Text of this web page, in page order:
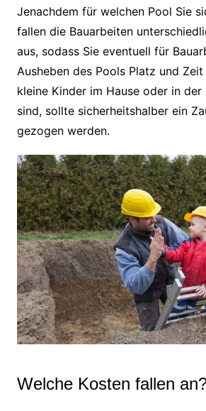
Jenachdem für welchen Pool Sie
fallen die Bauarbeiten
aus, sodass Sie eventuell für
Ausheben des Pools Platz und
kleine Kinder im Hause oder in
sind, sollte sicherheitshalber ein
gezogen werden.
Welche Kosten fallen